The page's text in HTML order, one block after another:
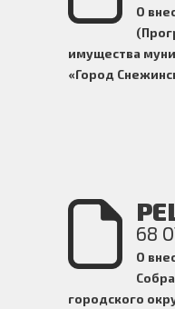
О
имущества
«Город
68
О
городского